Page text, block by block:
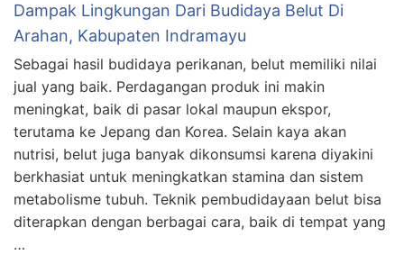
Dampak Lingkungan Dari Budidaya Belut Di
Arahan, Kabupaten Indramayu
Sebagai hasil budidaya perikanan, belut memiliki nilai
jual yang baik. Perdagangan produk ini makin
meningkat, baik di pasar lokal maupun ekspor,
terutama ke Jepang dan Korea. Selain kaya akan
nutrisi, belut juga banyak dikonsumsi karena diyakini
berkhasiat untuk meningkatkan stamina dan sistem
metabolisme tubuh. Teknik pembudidayaan belut bisa
diterapkan dengan berbagai cara, baik di tempat yang
…